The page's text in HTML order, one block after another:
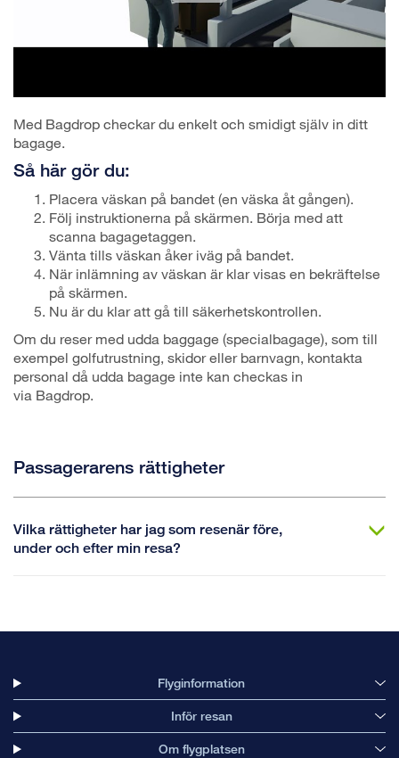
Med Bagdrop checkar du enkelt och smidigt själv in ditt
bagage.
Så här gör du:
Placera väskan på bandet (en väska åt gången).
Följ instruktionerna på skärmen. Börja med att
scanna bagagetaggen.
Vänta tills väskan åker iväg på bandet.
När inlämning av väskan är klar visas en bekräftelse
på skärmen.
Nu är du klar att gå till säkerhetskontrollen.
Om du reser med udda baggage (specialbagage), som till
exempel golfutrustning, skidor eller barnvagn, kontakta
personal då udda bagage inte kan checkas in
via Bagdrop.
Passagerarens rättigheter
Vilka rättigheter har jag som resenär före,
under och efter min resa?
Flyginformation
Inför resan
Om flygplatsen